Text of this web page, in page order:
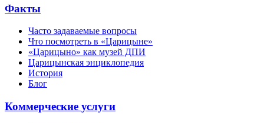
Факты
Часто задаваемые вопросы
Что посмотреть в «Царицыне»
«Царицыно» как музей ДПИ
Царицынская энциклопедия
История
Блог
Коммерческие услуги